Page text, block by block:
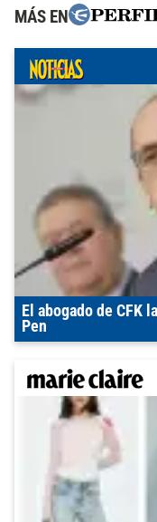
MÁS EN
El abogado de CFK
Pen